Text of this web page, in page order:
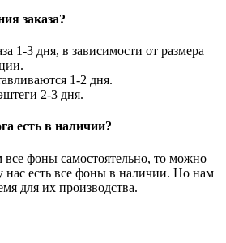
заказа?
1-3 дня, в зависимости от размера
1-2 дня.
2-3 дня.
есть в наличии?
фоны самостоятельно, то можно
нас есть все фоны в наличии. Но нам
для их производства.